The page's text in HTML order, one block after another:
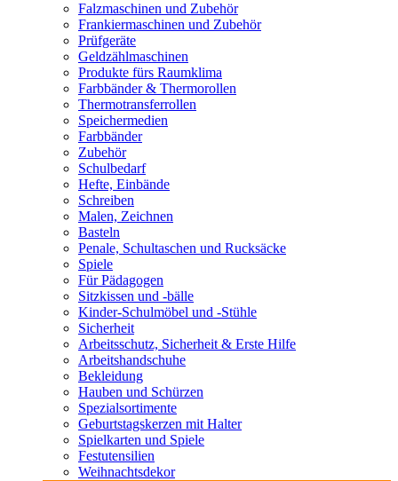
Falzmaschinen und Zubehör
Frankiermaschinen und Zubehör
Prüfgeräte
Geldzählmaschinen
Produkte fürs Raumklima
Farbbänder & Thermorollen
Thermotransferrollen
Speichermedien
Farbbänder
Zubehör
Schulbedarf
Hefte, Einbände
Schreiben
Malen, Zeichnen
Basteln
Penale, Schultaschen und Rucksäcke
Spiele
Für Pädagogen
Sitzkissen und -bälle
Kinder-Schulmöbel und -Stühle
Sicherheit
Arbeitsschutz, Sicherheit & Erste Hilfe
Arbeitshandschuhe
Bekleidung
Hauben und Schürzen
Spezialsortimente
Geburtstagskerzen mit Halter
Spielkarten und Spiele
Festutensilien
Weihnachtsdekor